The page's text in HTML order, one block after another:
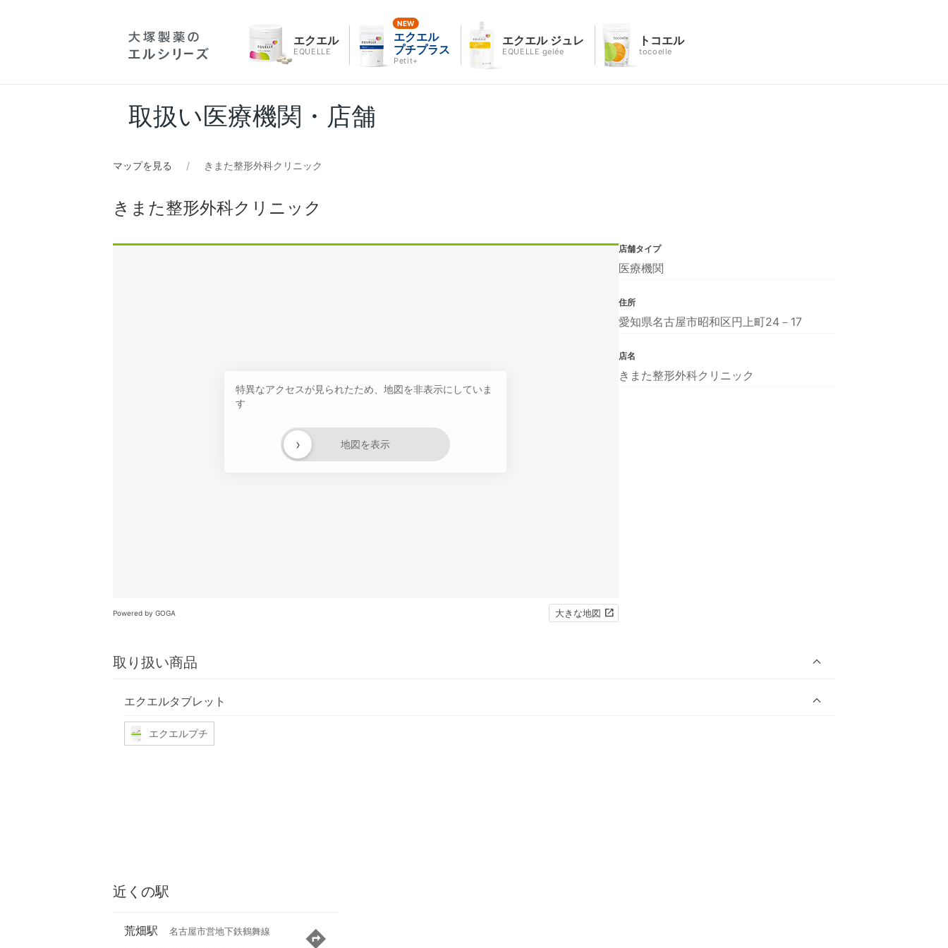
エクエル
EQUELLE
エクエル
プチプラス
Petit+
エクエル ジュレ
EQUELLE gelée
トコエル
tocoelle
取扱い医療機関・店舗
マップを見る きまた整形外科クリニック
きまた整形外科クリニック
特異なアクセスが見られたため、地図を非表示にしていま
す
地図を表示
›
Powered by GOGA 大きな地図
取り扱い商品
エクエルタブレット
エクエルプチ
店舗タイプ
医療機関
住所
愛知県名古屋市昭和区円上町24－17
店名
きまた整形外科クリニック
近くの駅
荒畑駅 名古屋市営地下鉄鶴舞線